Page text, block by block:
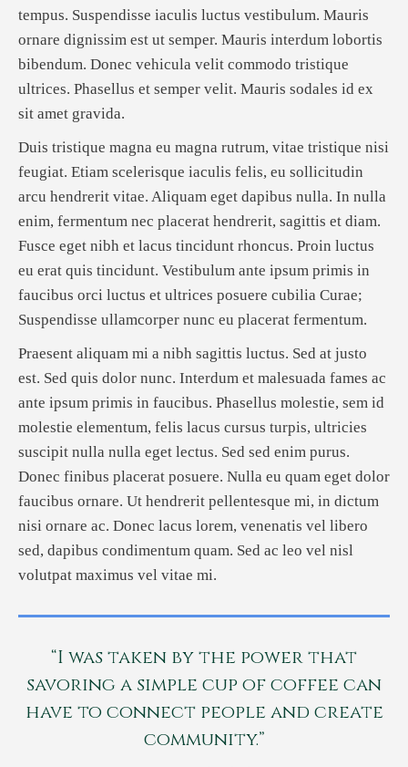
tempus. Suspendisse iaculis luctus vestibulum. Mauris
ornare dignissim est ut semper. Mauris interdum lobortis
bibendum. Donec vehicula velit commodo tristique
ultrices. Phasellus et semper velit. Mauris sodales id ex
sit amet gravida.
Duis tristique magna eu magna rutrum, vitae tristique nisi
feugiat. Etiam scelerisque iaculis felis, eu sollicitudin
arcu hendrerit vitae. Aliquam eget dapibus nulla. In nulla
enim, fermentum nec placerat hendrerit, sagittis et diam.
Fusce eget nibh et lacus tincidunt rhoncus. Proin luctus
eu erat quis tincidunt. Vestibulum ante ipsum primis in
faucibus orci luctus et ultrices posuere cubilia Curae;
Suspendisse ullamcorper nunc eu placerat fermentum.
Praesent aliquam mi a nibh sagittis luctus. Sed at justo
est. Sed quis dolor nunc. Interdum et malesuada fames ac
ante ipsum primis in faucibus. Phasellus molestie, sem id
molestie elementum, felis lacus cursus turpis, ultricies
suscipit nulla nulla eget lectus. Sed sed enim purus.
Donec finibus placerat posuere. Nulla eu quam eget dolor
faucibus ornare. Ut hendrerit pellentesque mi, in dictum
nisi ornare ac. Donec lacus lorem, venenatis vel libero
sed, dapibus condimentum quam. Sed ac leo vel nisl
volutpat maximus vel vitae mi.
“I was taken by the power that
savoring a simple cup of coffee can
have to connect people and create
community.”